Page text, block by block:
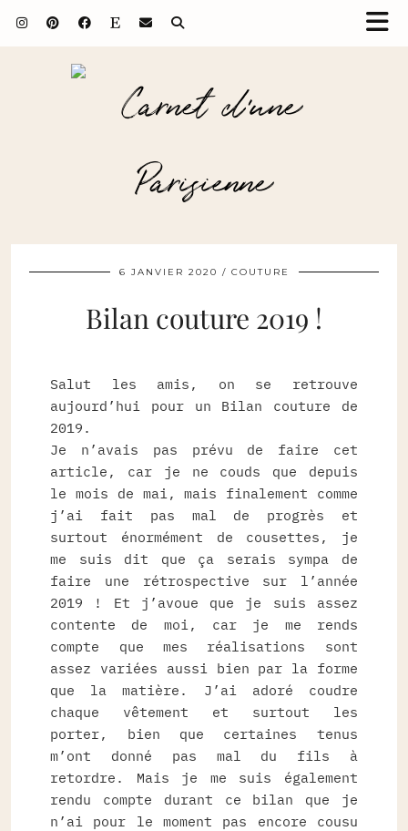
6 JANVIER 2020 COUTURE
Bilan couture 2019 !
Salut les amis, on se retrouve
aujourd’hui pour un Bilan couture de
2019.
Je n’avais pas prévu de faire cet
article, car je ne couds que depuis
le mois de mai, mais finalement comme
j’ai fait pas mal de progrès et
surtout énormément de cousettes, je
me suis dit que ça serais sympa de
faire une rétrospective sur l’année
2019 ! Et j’avoue que je suis assez
contente de moi, car je me rends
compte que mes réalisations sont
assez variées aussi bien par la forme
que la matière. J’ai adoré coudre
chaque vêtement et surtout les
porter, bien que certaines tenus
m’ont donné pas mal du fils à
retordre. Mais je me suis également
rendu compte durant ce bilan que je
n’ai pour le moment pas encore cousu